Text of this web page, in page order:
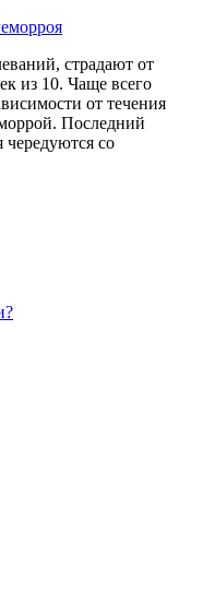
страдают от
из 10. Чаще всего
от течения
Последний
чередуются со